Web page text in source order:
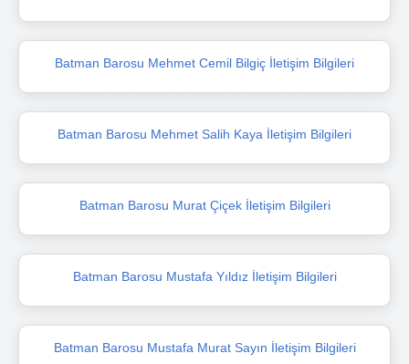
Batman Barosu Mehmet Cemil Bilgiç İletişim Bilgileri
Batman Barosu Mehmet Salih Kaya İletişim Bilgileri
Batman Barosu Murat Çiçek İletişim Bilgileri
Batman Barosu Mustafa Yıldız İletişim Bilgileri
Batman Barosu Mustafa Murat Sayın İletişim Bilgileri